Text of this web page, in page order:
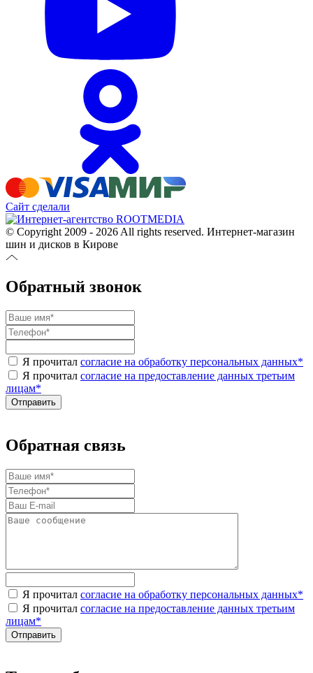
Сайт сделали
© Copyright 2009 - 2026 All rights reserved. Интернет-магазин
шин и дисков в Кирове
Обратный звонок
Я прочитал согласие на обработку персональных данных*
Я прочитал согласие на предоставление данных третьим
лицам*
Обратная связь
Я прочитал согласие на обработку персональных данных*
Я прочитал согласие на предоставление данных третьим
лицам*